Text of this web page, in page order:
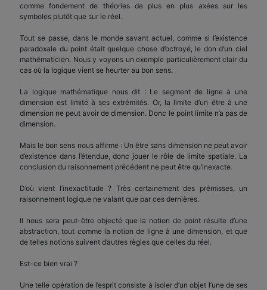
comme fondement de théories de plus en plus axées sur les
symboles plutôt que sur le réel.
Tout se passe, dans le monde savant actuel, comme si l’existence
paradoxale du point était quelque chose d’octroyé, le don d’un ciel
mathématicien. Nous y voyons un exemple particulièrement clair du
cas où la logique vient se heurter au bon sens.
La logique mathématique nous dit : Le segment de ligne à une
dimension est limité à ses extrémités. Or, la limite d’un être à une
dimension ne peut avoir de dimension. Donc le point limite n’a pas de
dimension.
Mais le bon sens nous affirme : Un être sans dimension ne peut avoir
d’existence dans l’étendue, donc jouer le rôle de limite spatiale. La
conclusion du raisonnement précédent ne peut être qu’inexacte.
D’où vient l’inexactitude ? Très certainement des prémisses, un
raisonnement logique ne valant que par ces dernières.
Il nous sera peut-être objecté que la notion de point résulte d’une
abstraction, tout comme la notion de ligne à une dimension, et que
de telles notions suivent d’autres règles que celles du réel.
Est-ce bien vrai ?
Une telle opération de l’esprit consiste à isoler d’un objet l’une de ses